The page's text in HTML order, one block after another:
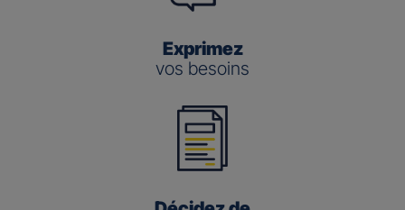
Exprimez
vos besoins